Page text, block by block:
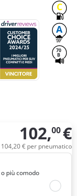
C
A
70
B
102,00 €
104,20€ per pneumatico
più comodo